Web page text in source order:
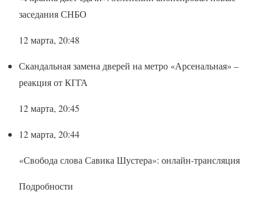
заседания СНБО
12 марта, 20:48
Скандальная замена дверей на метро «Арсенальная» –
реакция от КГГА
12 марта, 20:45
12 марта, 20:44
«Свобода слова Савика Шустера»: онлайн-трансляция
Подробности